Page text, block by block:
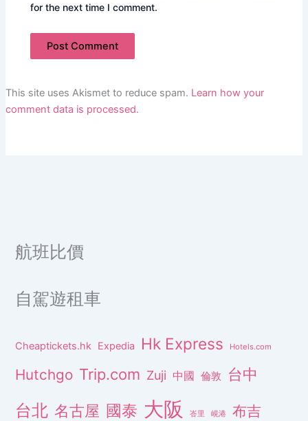
for the next time I comment.
This site uses Akismet to reduce spam. Learn how your
comment data is processed.
航班比價
自駕遊租車
Cheaptickets.hk Expedia Hk Express Hotels.com
Hutchgo Trip.com Zuji 中國 倫敦 台中
台北 名古屋 國泰 大阪 峇里 峴港 布吉